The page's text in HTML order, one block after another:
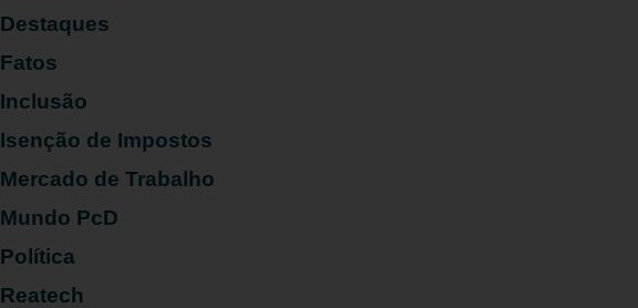
Destaques
Fatos
Inclusão
Isenção de Impostos
Mercado de Trabalho
Mundo PcD
Política
Reatech